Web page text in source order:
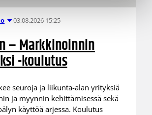
03.08.2026 15:25
– Markkinoinnin
-koulutus
seuroja ja liikunta-alan yrityksiä
ja myynnin kehittämisessä sekä
käyttöä arjessa. Koulutus